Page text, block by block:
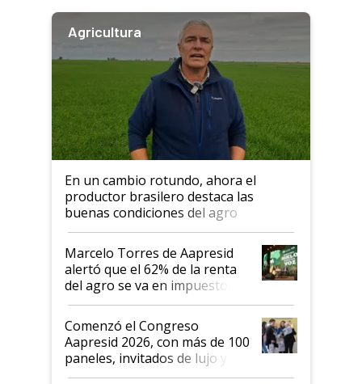
Agricultura
En un cambio rotundo, ahora el
productor brasilero destaca las
buenas condiciones del agro
argentino para invertir: "Los veo
más motivados"
Marcelo Torres de Aapresid
alertó que el 62% de la renta
del agro se va en impuestos:
"No es bueno que en
Argentina se sigan discutiendo
las mismas cosas de hace 50
años"
Comenzó el Congreso
Aapresid 2026, con más de 100
paneles, invitados de lujo y
todas las tendencias